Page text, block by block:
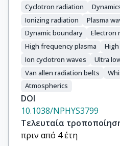
Cyclotron radiation
Ionizing radiation
Plasma
Dynamic boundary
Electron
High frequency plasma
Ion cyclotron waves
Ultra
Van allen radiation belts
Atmospherics
DOI
10.1038/NPHYS3799
Τελευταία
πριν από 4 έτη